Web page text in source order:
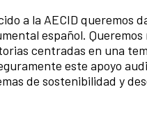
a la AECID
español.
centradas en una
este apoyo
de sostenibilidad y